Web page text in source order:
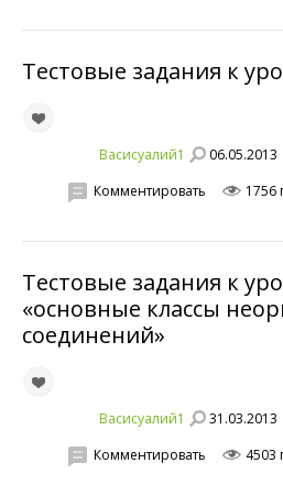
Тестовые задания к
Васисуалий1 06.05.2013
Комментировать 1756
Тестовые задания к
«основные классы
соединений»
Васисуалий1 31.03.2013
Комментировать 4503